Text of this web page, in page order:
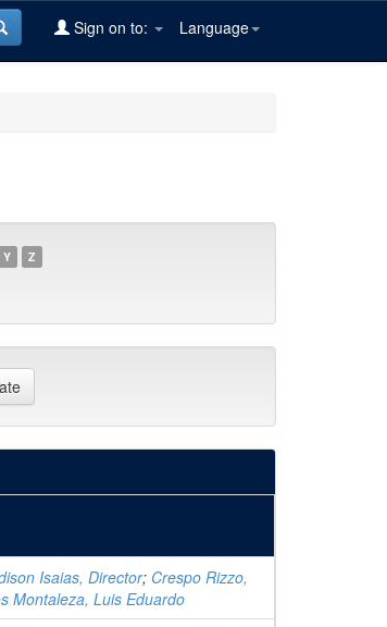
Language
Sign on to:
Y Z
Isaias, Director; Crespo Rizzo,
Montaleza, Luis Eduardo